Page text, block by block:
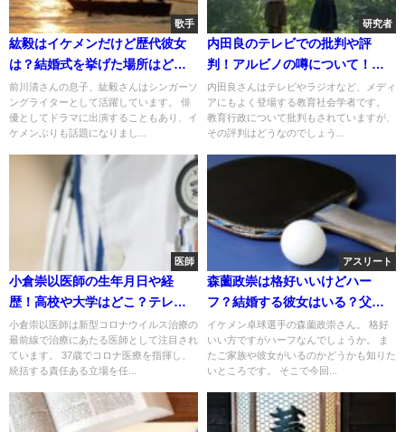
歌手
紘毅はイケメンだけど歴代彼女
は？結婚式を挙げた場所はど
こ？釣りが上手！
前川清さんの息子、紘毅さんはシンガーソ
ングライターとして活躍しています。 俳
優としてドラマに出演することもあり、イ
ケメンぶりも話題になりまし...
研究者
内田良のテレビでの批判や評
判！アルビノの噂について！論
文もチェック！
内田良さんはテレビやラジオなど、メディ
アにもよく登場する教育社会学者です。
教育行政について批判もされていますが、
その評判はどうなのでしょう...
医師
小倉崇以医師の生年月日や経
歴！高校や大学はどこ？テレビ
に出たECMONETとは！
小倉崇以医師は新型コロナウイルス治療の
最前線で治療にあたる医師として注目され
ています。 37歳でコロナ医療を指揮し、
統括する責任ある立場を任...
アスリート
森薗政崇は格好いいけどハー
フ？結婚する彼女はいる？父母
姉妹について！
イケメン卓球選手の森薗政崇さん。 格好
いい方ですがハーフなんでしょうか。 ま
たご家族や彼女がいるのかどうかも知りた
いところです。 そこで今回...